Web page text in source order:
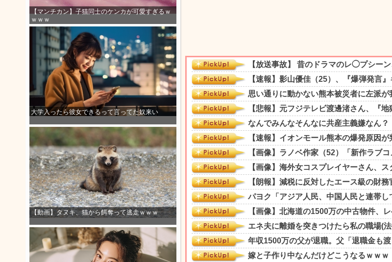
【マンチカン】子猫同士のケンカが可愛すぎるｗ
ｗｗｗ
大学入ったら彼女できるって言ってた奴来い
【動画】タヌキ、猫から餌奪って逃走ｗｗｗ